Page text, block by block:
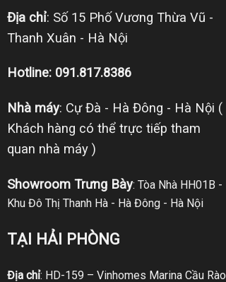
Địa chỉ: Số 15 Phố Vương Thừa Vũ -
Thanh Xuân - Hà Nội
Hotline: 091.817.8386
Nhà máy: Cự Đà - Hà Đông - Hà Nội (
Khách hàng có thể trực tiếp tham
quan nhà máy )
Showroom Trưng Bày: Tòa Nhà HH01B -
Khu Đô Thị Thanh Hà - Hà Đông - Hà Nội
TẠI HẢI PHÒNG
Địa chỉ: HD-159 – Vinhomes Marina Cầu Rào